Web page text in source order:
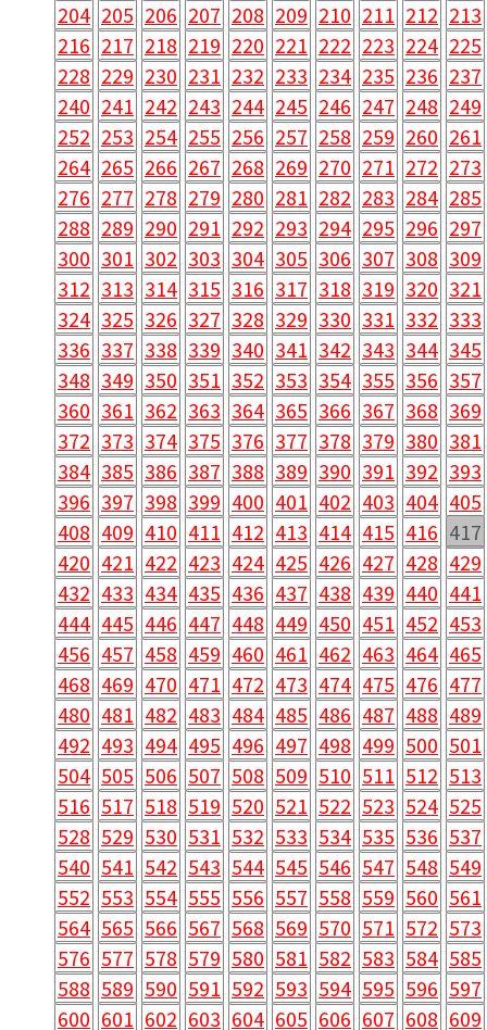
204 205 206 207 208 209 210 211 212 213
216 217 218 219 220 221 222 223 224 225
228 229 230 231 232 233 234 235 236 237
240 241 242 243 244 245 246 247 248 249
252 253 254 255 256 257 258 259 260 261
264 265 266 267 268 269 270 271 272 273
276 277 278 279 280 281 282 283 284 285
288 289 290 291 292 293 294 295 296 297
300 301 302 303 304 305 306 307 308 309
312 313 314 315 316 317 318 319 320 321
324 325 326 327 328 329 330 331 332 333
336 337 338 339 340 341 342 343 344 345
348 349 350 351 352 353 354 355 356 357
360 361 362 363 364 365 366 367 368 369
372 373 374 375 376 377 378 379 380 381
384 385 386 387 388 389 390 391 392 393
396 397 398 399 400 401 402 403 404 405
408 409 410 411 412 413 414 415 416 417
420 421 422 423 424 425 426 427 428 429
432 433 434 435 436 437 438 439 440 441
444 445 446 447 448 449 450 451 452 453
456 457 458 459 460 461 462 463 464 465
468 469 470 471 472 473 474 475 476 477
480 481 482 483 484 485 486 487 488 489
492 493 494 495 496 497 498 499 500 501
504 505 506 507 508 509 510 511 512 513
516 517 518 519 520 521 522 523 524 525
528 529 530 531 532 533 534 535 536 537
540 541 542 543 544 545 546 547 548 549
552 553 554 555 556 557 558 559 560 561
564 565 566 567 568 569 570 571 572 573
576 577 578 579 580 581 582 583 584 585
588 589 590 591 592 593 594 595 596 597
600 601 602 603 604 605 606 607 608 609